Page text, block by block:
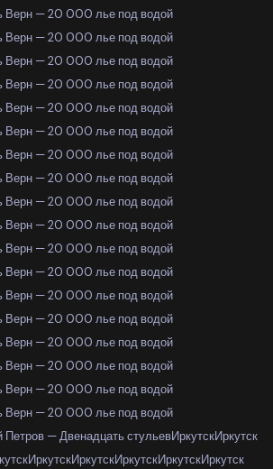
— 20 000 лье под водой
— 20 000 лье под водой
— 20 000 лье под водой
— 20 000 лье под водой
— 20 000 лье под водой
— 20 000 лье под водой
— 20 000 лье под водой
— 20 000 лье под водой
— 20 000 лье под водой
— 20 000 лье под водой
— 20 000 лье под водой
— 20 000 лье под водой
— 20 000 лье под водой
— 20 000 лье под водой
— 20 000 лье под водой
— 20 000 лье под водой
— 20 000 лье под водой
— 20 000 лье под водой
— Двенадцать стульевИркутскИркутск
ИркутскИркутскИркутскИркутскИркутск